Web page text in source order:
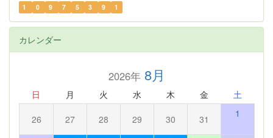
1 0 9 7 5 3 9 1
カレンダー
2026年8月
日 月 火 水 木 金 土
26 27 28 29 30 31 1